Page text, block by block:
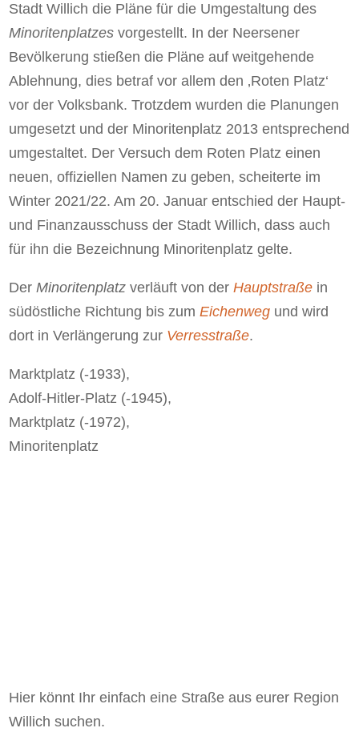
Stadt Willich die Pläne für die Umgestaltung des
Minoritenplatzes vorgestellt. In der Neersener
Bevölkerung stießen die Pläne auf weitgehende
Ablehnung, dies betraf vor allem den ‚Roten Platz‘
vor der Volksbank. Trotzdem wurden die Planungen
umgesetzt und der Minoritenplatz 2013 entsprechend
umgestaltet. Der Versuch dem Roten Platz einen
neuen, offiziellen Namen zu geben, scheiterte im
Winter 2021/22. Am 20. Januar entschied der Haupt-
und Finanzausschuss der Stadt Willich, dass auch
für ihn die Bezeichnung Minoritenplatz gelte.
DerMinoritenplatz verläuft von derHauptstraße in
südöstliche Richtung bis zumEichenweg und wird
dort in Verlängerung zur Verresstraße.
Marktplatz (-1933),
Adolf-Hitler-Platz (-1945),
Marktplatz (-1972),
Minoritenplatz
Hier könnt Ihr einfach eine Straße aus eurer Region
Willich suchen.